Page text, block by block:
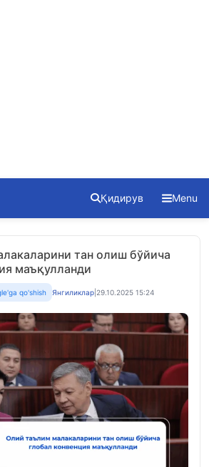
Қидирув Menu
тан олиш бўйича
маъқулланди
qo'shish Янгиликлар 29.10.2025 15:24